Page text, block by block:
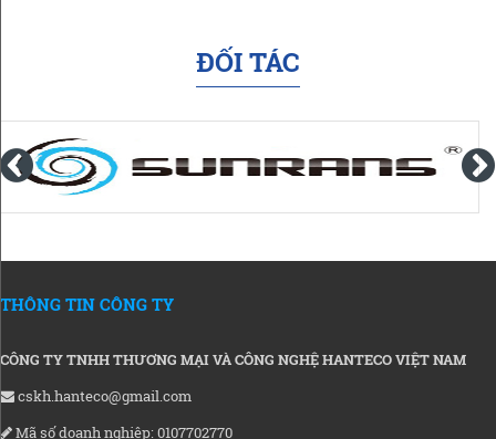
ĐỐI TÁC
THÔNG TIN CÔNG TY
CÔNG TY TNHH THƯƠNG MẠI VÀ CÔNG NGHỆ HANTECO VIỆT NAM
cskh.hanteco@gmail.com
Mã số doanh nghiệp: 0107702770